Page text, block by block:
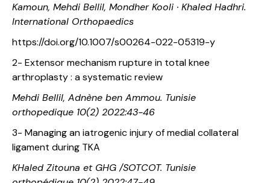
Kamoun, Mehdi Bellil, Mondher Kooli · Khaled Hadhri.
International Orthopaedics
https://doi.org/10.1007/s00264-022-05319-y
2- Extensor mechanism rupture in total knee
arthroplasty : a systematic review
Mehdi Bellil, Adnène ben Ammou. Tunisie
orthopedique 10(2) 2022:43-46
3- Managing an iatrogenic injury of medial collateral
ligament during TKA
KHaled Zitouna et GHG /SOTCOT. Tunisie